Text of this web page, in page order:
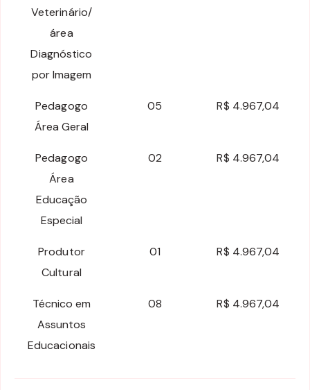
Veterinário/
área
Diagnóstico
por Imagem
Pedagogo
Área Geral
05 R$ 4.967,04
Pedagogo
Área
Educação
Especial
02 R$ 4.967,04
Produtor
Cultural
01 R$ 4.967,04
Técnico em
Assuntos
Educacionais
08 R$ 4.967,04